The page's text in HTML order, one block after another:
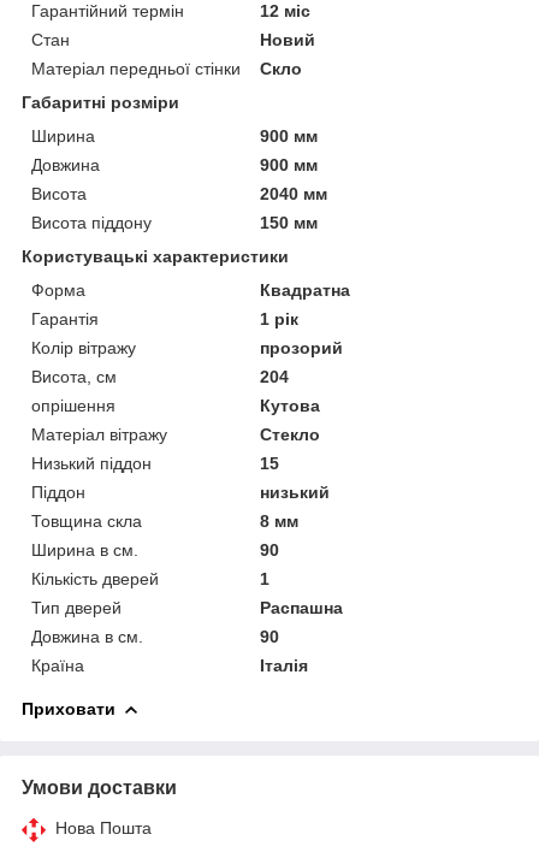
Гарантійний термін
12 міс
Стан
Новий
Матеріал передньої стінки
Скло
Габаритні розміри
Ширина
900 мм
Довжина
900 мм
Висота
2040 мм
Висота піддону
150 мм
Користувацькі характеристики
Форма
Квадратна
Гарантія
1 рік
Колір вітражу
прозорий
Висота, см
204
опрішення
Кутова
Матеріал вітражу
Стекло
Низький піддон
15
Піддон
низький
Товщина скла
8 мм
Ширина в см.
90
Кількість дверей
1
Тип дверей
Распашна
Довжина в см.
90
Країна
Італія
Приховати
Умови доставки
Нова Пошта